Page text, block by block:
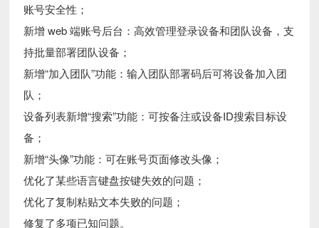
账号安全性；
新增 web 端账号后台：高效管理登录设备和团队设备，支
持批量部署团队设备；
新增“加入团队”功能：输入团队部署码后可将设备加入团
队；
设备列表新增“搜索”功能：可按备注或设备ID搜索目标设
备；
新增“头像”功能：可在账号页面修改头像；
优化了某些语言键盘按键失效的问题；
优化了复制粘贴文本失败的问题；
修复了多项已知问题。